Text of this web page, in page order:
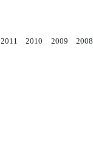
2011 2010 2009 2008